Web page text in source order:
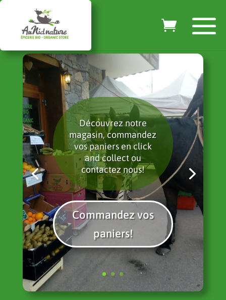
Découvrez notre
magasin, commandez
vos paniers en click
and collect ou
contactez nous!
Commandez vos
paniers!